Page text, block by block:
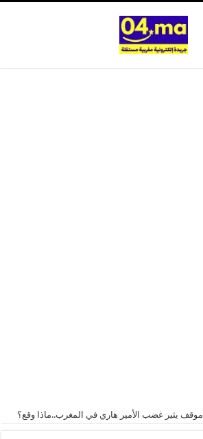
موقف يثير غضب الأمير هاري في المغرب..ماذا وقع؟